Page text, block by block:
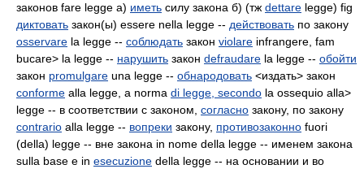
законов fare legge а) иметь силу закона б) (тж dettare legge) fig
диктовать закон(ы) essere nella legge -- действовать по закону
osservare la legge -- соблюдать закон violare infrangere, fam
bucare> la legge -- нарушить закон defraudare la legge -- обойти
закон promulgare una legge -- обнародовать <издать> закон
conforme alla legge, a norma di legge, secondo la ossequio alla>
legge -- в соответствии с законом, согласно закону, по закону
contrario alla legge -- вопреки закону, противозаконно fuori
(della) legge -- вне закона in nome della legge -- именем закона
sulla base e in esecuzione della legge -- на основании и во